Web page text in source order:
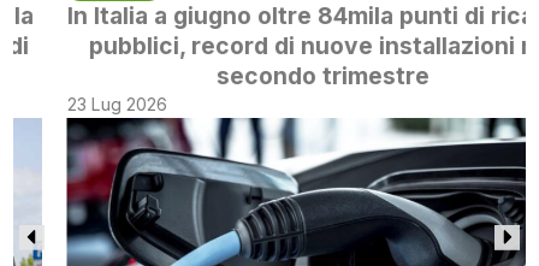
In Italia a giugno oltre 84mila punti di ricarica
pubblici, record di nuove installazioni nel
secondo trimestre
23 Lug 2026